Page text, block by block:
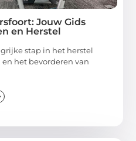
Jouw Gids
en Herstel
stap in het herstel
het bevorderen van